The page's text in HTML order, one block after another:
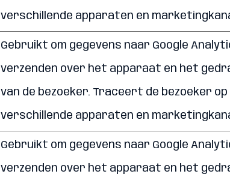
verschillende apparaten en
Gebruikt om gegevens naar Google
verzenden over het apparaat en het
van de bezoeker. Traceert de bezoeker op
verschillende apparaten en
Gebruikt om gegevens naar Google
verzenden over het apparaat en het